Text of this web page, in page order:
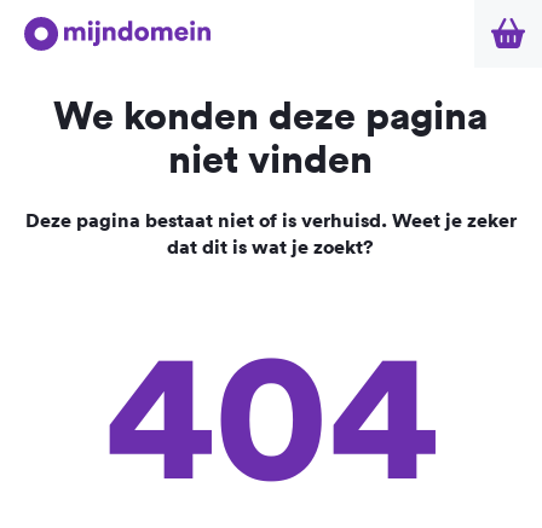
We konden deze pagina
niet vinden
Deze pagina bestaat niet of is verhuisd. Weet je zeker
dat dit is wat je zoekt?
404